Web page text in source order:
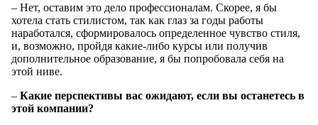
– Нет, оставим это дело профессионалам. Скорее, я бы
хотела стать стилистом, так как глаз за годы работы
наработался, сформировалось определенное чувство стиля,
и, возможно, пройдя какие-либо курсы или получив
дополнительное образование, я бы попробовала себя на
этой ниве.
– Какие перспективы вас ожидают, если вы останетесь в
этой компании?